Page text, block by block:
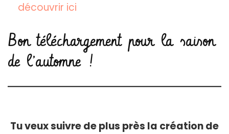
découvrir ici
Bon téléchargement pour la saison
de l’automne !
Tu veux suivre de plus près la création de